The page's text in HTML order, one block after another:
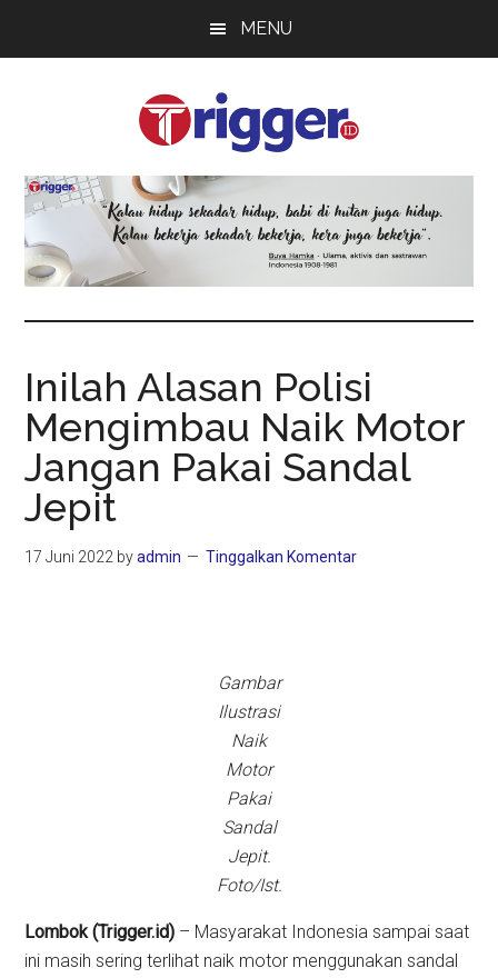
MENU
Trigger
Terkini
Inilah Alasan Polisi
Mengimbau Naik Motor
Jangan Pakai Sandal
Jepit
17 Juni 2022 byadmin Tinggalkan Komentar
Gambar
Ilustrasi
Naik
Motor
Pakai
Sandal
Jepit.
Foto/Ist.
Lombok (Trigger.id) – Masyarakat Indonesia sampai saat
ini masih sering terlihat naik motor menggunakan sandal